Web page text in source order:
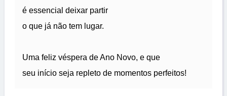
é essencial deixar partir
o que já não tem lugar.
Uma feliz véspera de Ano Novo, e que
seu início seja repleto de momentos perfeitos!